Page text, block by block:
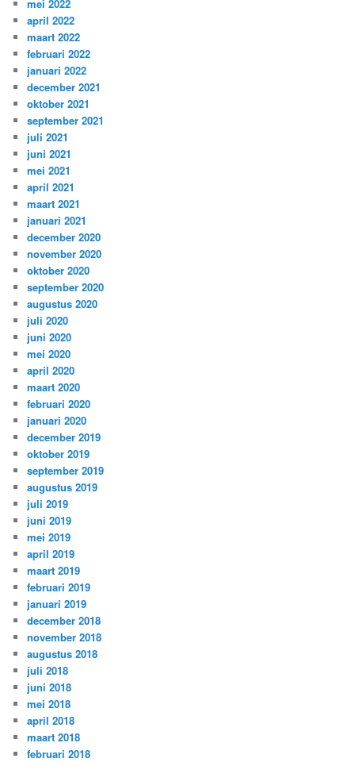
mei 2022
april 2022
maart 2022
februari 2022
januari 2022
december 2021
oktober 2021
september 2021
juli 2021
juni 2021
mei 2021
april 2021
maart 2021
januari 2021
december 2020
november 2020
oktober 2020
september 2020
augustus 2020
juli 2020
juni 2020
mei 2020
april 2020
maart 2020
februari 2020
januari 2020
december 2019
oktober 2019
september 2019
augustus 2019
juli 2019
juni 2019
mei 2019
april 2019
maart 2019
februari 2019
januari 2019
december 2018
november 2018
augustus 2018
juli 2018
juni 2018
mei 2018
april 2018
maart 2018
februari 2018